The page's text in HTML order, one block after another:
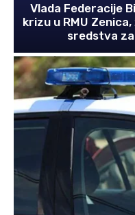
Vlada Federacije
krizu u RMU
sredstva